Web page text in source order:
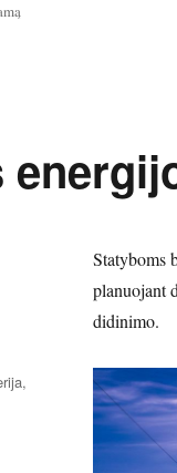
Statyboms
planuojant
didinimo.
,